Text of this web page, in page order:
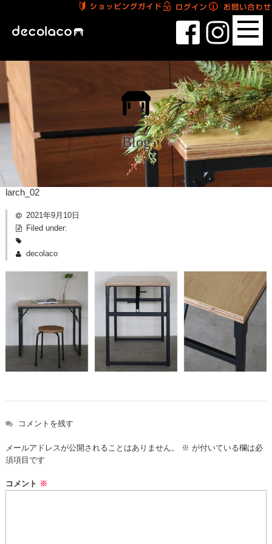
Blog
larch_02
2021年9月10日
Filed under:
decolaco
コメントを残す
メールアドレスが公開されることはありません。 ※ が付いている欄は必
須項目です
コメント ※